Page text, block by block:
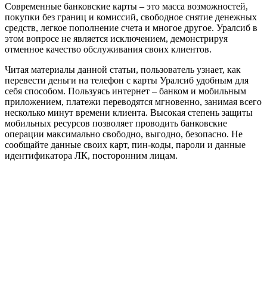
Современные банковские карты – это масса возможностей,
покупки без границ и комиссий, свободное снятие денежных
средств, легкое пополнение счета и многое другое. Уралсиб в
этом вопросе не является исключением, демонстрируя
отменное качество обслуживания своих клиентов.
Читая материалы данной статьи, пользователь узнает, как
перевести деньги на телефон с карты Уралсиб удобным для
себя способом. Пользуясь интернет – банком и мобильным
приложением, платежи переводятся мгновенно, занимая всего
несколько минут времени клиента. Высокая степень защиты
мобильных ресурсов позволяет проводить банковские
операции максимально свободно, выгодно, безопасно. Не
сообщайте данные своих карт, пин-коды, пароли и данные
идентификатора ЛК, посторонним лицам.